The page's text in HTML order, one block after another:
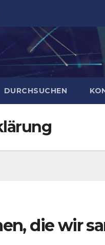
DURCHSUCHEN
die wir